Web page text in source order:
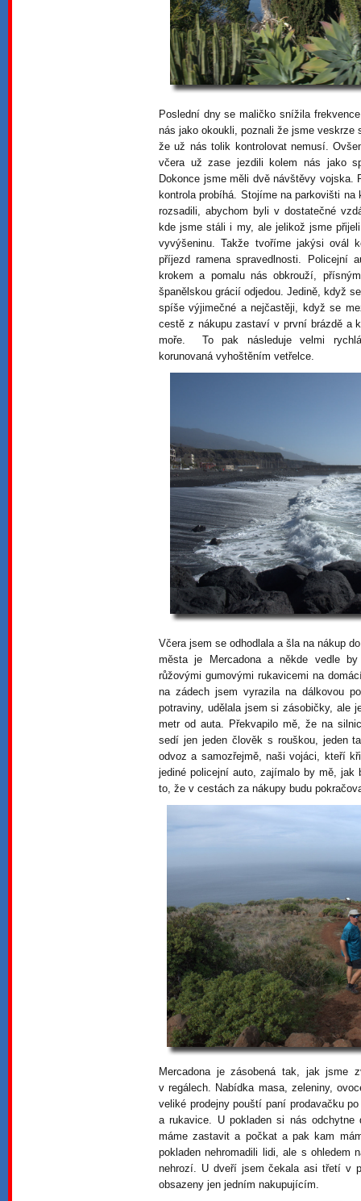
Poslední dny se maličko snížila
nás jako okoukli, poznali že jsme
že už nás tolik kontrolovat nemusí.
včera už zase jezdili kolem nás jako
Dokonce jsme měli dvě návštěvy
kontrola probíhá. Stojíme na parkovišti
rozsadili, abychom byli v dostatečné
kde jsme stáli i my, ale jelikož jsme
vyvýšeninu. Takže tvoříme jakýsi ovál
příjezd ramena spravedlnosti. Policejní
krokem a pomalu nás obkrouží,
španělskou grácií odjedou. Jedině, když
spíše výjimečné a nejčastěji, když se
cestě z nákupu zastaví v první brázdě a
moře. To pak následuje velmi
korunovaná vyhoštěním vetřelce.
Včera jsem se odhodlala a šla na nákup
města je Mercadona a někde vedle
růžovými gumovými rukavicemi na
na zádech jsem vyrazila na dálkovou
potraviny, udělala jsem si zásobičky, ale
metr od auta. Překvapilo mě, že na
sedí jen jeden člověk s rouškou, jeden
odvoz a samozřejmě, naši vojáci, kteří
jediné policejní auto, zajímalo by mě, jak
to, že v cestách za nákupy budu
Mercadona je zásobená tak, jak jsme
v regálech. Nabídka masa, zeleniny,
veliké prodejny pouští paní prodavačku
a rukavice. U pokladen si nás
máme zastavit a počkat a pak kam
pokladen nehromadili lidi, ale s
nehrozí. U dveří jsem čekala asi třetí v
obsazeny jen jedním nakupujícím.